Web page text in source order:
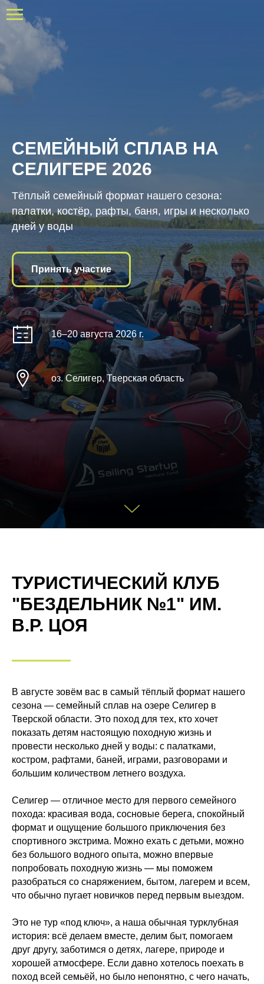
СЕМЕЙНЫЙ СПЛАВ НА
СЕЛИГЕРЕ 2026
Тёплый семейный формат нашего сезона:
палатки, костёр, рафты, баня, игры и несколько
дней у воды
Принять участие
16–20 августа 2026 г.
оз. Селигер, Тверская область
ТУРИСТИЧЕСКИЙ КЛУБ
"БЕЗДЕЛЬНИК №1" ИМ.
В.Р. ЦОЯ
В августе зовём вас в самый тёплый формат нашего
сезона — семейный сплав на озере Селигер в
Тверской области. Это поход для тех, кто хочет
показать детям настоящую походную жизнь и
провести несколько дней у воды: с палатками,
костром, рафтами, баней, играми, разговорами и
большим количеством летнего воздуха.
Селигер — отличное место для первого семейного
похода: красивая вода, сосновые берега, спокойный
формат и ощущение большого приключения без
спортивного экстрима. Можно ехать с детьми, можно
без большого водного опыта, можно впервые
попробовать походную жизнь — мы поможем
разобраться со снаряжением, бытом, лагерем и всем,
что обычно пугает новичков перед первым выездом.
Это не тур «под ключ», а наша обычная турклубная
история: всё делаем вместе, делим быт, помогаем
друг другу, заботимся о детях, лагере, природе и
хорошей атмосфере. Если давно хотелось поехать в
поход всей семьёй, но было непонятно, с чего начать,